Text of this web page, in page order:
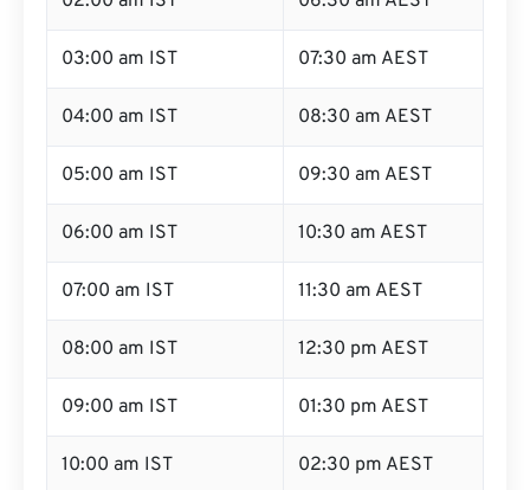
03:00 am IST 07:30 am AEST
04:00 am IST 08:30 am AEST
05:00 am IST 09:30 am AEST
06:00 am IST 10:30 am AEST
07:00 am IST 11:30 am AEST
08:00 am IST 12:30 pm AEST
09:00 am IST 01:30 pm AEST
10:00 am IST 02:30 pm AEST